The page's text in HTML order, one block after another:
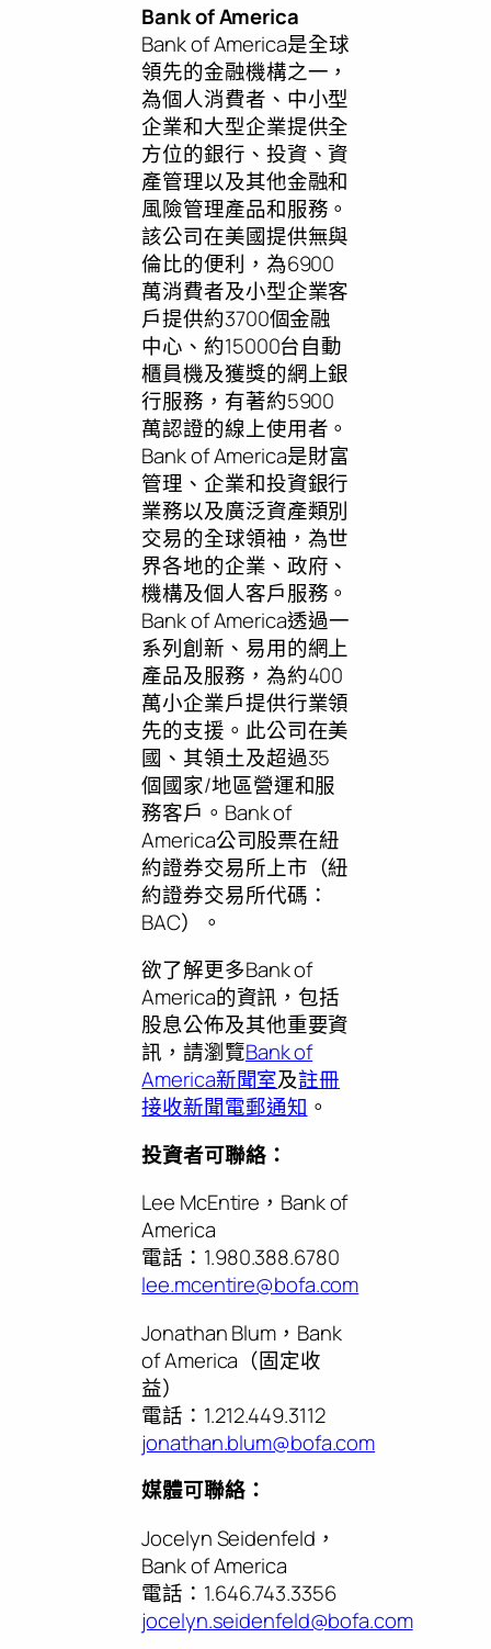
Bank of America
Bank of America是全球
領先的金融機構之一，
為個人消費者、中小型
企業和大型企業提供全
方位的銀行、投資、資
產管理以及其他金融和
風險管理產品和服務。
該公司在美國提供無與
倫比的便利，為6900
萬消費者及小型企業客
戶提供約3700個金融
中心、約15000台自動
櫃員機及獲獎的網上銀
行服務，有著約5900
萬認證的線上使用者。
Bank of America是財富
管理、企業和投資銀行
業務以及廣泛資產類別
交易的全球領袖，為世
界各地的企業、政府、
機構及個人客戶服務。
Bank of America透過一
系列創新、易用的網上
產品及服務，為約400
萬小企業戶提供行業領
先的支援。此公司在美
國、其領土及超過35
個國家/地區營運和服
務客戶。Bank of
America公司股票在紐
約證券交易所上市（紐
約證券交易所代碼：
BAC）。
欲了解更多Bank of
America的資訊，包括
股息公佈及其他重要資
訊，請瀏覽Bank of
America新聞室及註冊
接收新聞電郵通知 。
投資者可聯絡：
Lee McEntire，Bank of
America
電話：1.980.388.6780
lee.mcentire@bofa.com
Jonathan Blum，Bank
of America（固定收
益）
電話：1.212.449.3112
jonathan.blum@bofa.com
媒體可聯絡：
Jocelyn Seidenfeld，
Bank of America
電話：1.646.743.3356
jocelyn.seidenfeld@bofa.com